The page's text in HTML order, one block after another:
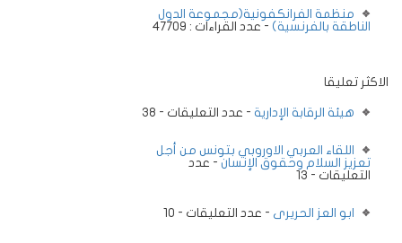
منظمة الفرانكفونية(مجموعة الدول
الناطقة بالفرنسية) - عدد القراءات : 47709
الاكثر تعليقا
هيئة الرقابة الإدارية - عدد التعليقات - 38
اللقاء العربي الاوروبي بتونس من أجل
تعزيز السلام وحقوق الإنسان - عدد
التعليقات - 13
ابو العز الحريرى - عدد التعليقات - 10